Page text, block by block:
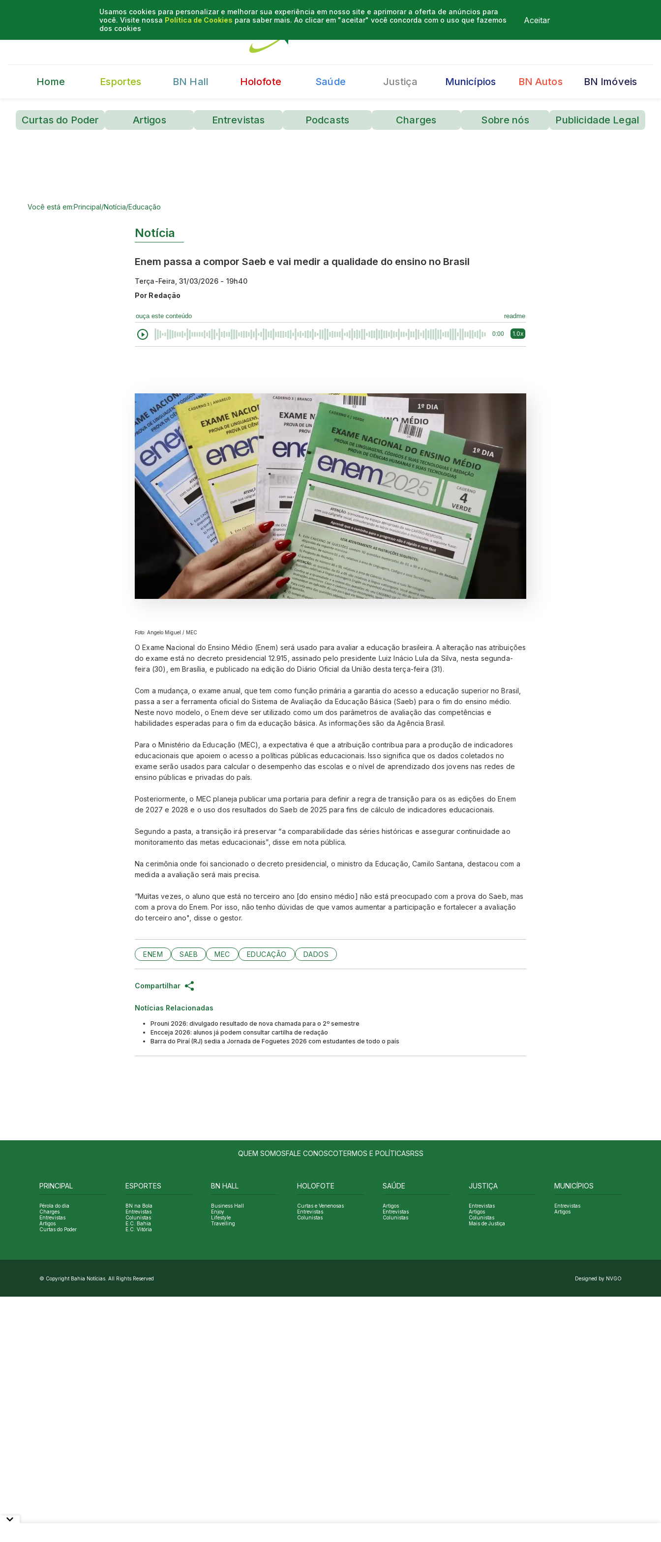
Usamos cookies para personalizar e melhorar sua experiência em nosso site e aprimorar a oferta de anúncios para
você. Visite nossa Política de Cookies para saber mais. Ao clicar em "aceitar" você concorda com o uso que fazemos
dos cookies
Aceitar
Home Esportes BN Hall Holofote Saúde Justiça Municípios BN Autos BN Imóveis
Curtas do Poder Artigos Entrevistas Podcasts Charges Sobre nós Publicidade Legal
Você está em:Principal/Notícia/Educação
Notícia
Enem passa a compor Saeb e vai medir a qualidade do ensino no Brasil
Terça-Feira, 31/03/2026 - 19h40
Por Redação
ouça este conteúdo readme
0:00 1.0x
Foto: Angelo Miguel / MEC
O Exame Nacional do Ensino Médio (Enem) será usado para avaliar a educação brasileira. A alteração nas atribuições
do exame está no decreto presidencial 12.915, assinado pelo presidente Luiz Inácio Lula da Silva, nesta segunda-
feira (30), em Brasília, e publicado na edição do Diário Oficial da União desta terça-feira (31).
Com a mudança, o exame anual, que tem como função primária a garantia do acesso a educação superior no Brasil,
passa a ser a ferramenta oficial do Sistema de Avaliação da Educação Básica (Saeb) para o fim do ensino médio.
Neste novo modelo, o Enem deve ser utilizado como um dos parâmetros de avaliação das competências e
habilidades esperadas para o fim da educação básica. As informações são da Agência Brasil.
Para o Ministério da Educação (MEC), a expectativa é que a atribuição contribua para a produção de indicadores
educacionais que apoiem o acesso a políticas públicas educacionais. Isso significa que os dados coletados no
exame serão usados para calcular o desempenho das escolas e o nível de aprendizado dos jovens nas redes de
ensino públicas e privadas do país.
Posteriormente, o MEC planeja publicar uma portaria para definir a regra de transição para os as edições do Enem
de 2027 e 2028 e o uso dos resultados do Saeb de 2025 para fins de cálculo de indicadores educacionais.
Segundo a pasta, a transição irá preservar “a comparabilidade das séries históricas e assegurar continuidade ao
monitoramento das metas educacionais”, disse em nota pública.
Na cerimônia onde foi sancionado o decreto presidencial, o ministro da Educação, Camilo Santana, destacou com a
medida a avaliação será mais precisa.
“Muitas vezes, o aluno que está no terceiro ano [do ensino médio] não está preocupado com a prova do Saeb, mas
com a prova do Enem. Por isso, não tenho dúvidas de que vamos aumentar a participação e fortalecer a avaliação
do terceiro ano", disse o gestor.
ENEM SAEB MEC EDUCAÇÃO DADOS
Compartilhar
Notícias Relacionadas
Prouni 2026: divulgado resultado de nova chamada para o 2º semestre
Encceja 2026: alunos já podem consultar cartilha de redação
Barra do Piraí (RJ) sedia a Jornada de Foguetes 2026 com estudantes de todo o país
QUEM SOMOSFALE CONOSCOTERMOS E POLÍTICASRSS
PRINCIPAL
Pérola do dia
Charges
Entrevistas
Artigos
Curtas do Poder
ESPORTES
BN na Bola
Entrevistas
Colunistas
E.C. Bahia
E.C. Vitória
BN HALL
Business Hall
Enjoy
Lifestyle
Travelling
HOLOFOTE
Curtas e Venenosas
Entrevistas
Colunistas
SAÚDE
Artigos
Entrevistas
Colunistas
JUSTIÇA
Entrevistas
Artigos
Colunistas
Mais de Justiça
MUNICÍPIOS
Entrevistas
Artigos
© Copyright Bahia Notícias. All Rights Reserved Designed by NVGO